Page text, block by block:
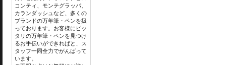
コンティ、モンテグラッパ、
カランダッシュなど、多くの
ブランドの万年筆・ペンを扱
っております。お客様にピッ
タリの万年筆・ペンを見つけ
るお手伝いができればと、ス
タッフ一同全力でがんばって
います。